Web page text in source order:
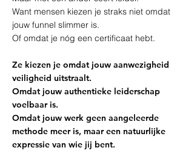
Want mensen kiezen je straks niet omdat
jouw funnel slimmer is.
Of omdat je nóg een certificaat hebt.
Ze kiezen je omdat jouw aanwezigheid
veiligheid uitstraalt.
Omdat jouw authentieke leiderschap
voelbaar is.
Omdat jouw werk geen aangeleerde
methode meer is, maar een natuurlijke
expressie van wie jij bent.